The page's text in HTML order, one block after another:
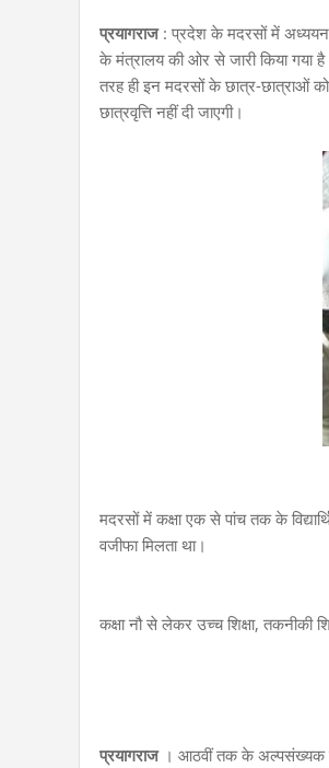
प्रयागराज: प्रदेश के मदरसों में
के मंत्रालय की ओर से जारी किया गया
तरह ही इन मदरसों के छात्र-छात्राओं
छात्रवृत्ति नहीं दी जाएगी।
मदरसों में कक्षा एक से पांच तक के
वजीफा मिलता था।
कक्षा नौ से लेकर उच्च शिक्षा, तकनीकी
प्रयागराज। आठवीं तक के अल्पसंख्यक